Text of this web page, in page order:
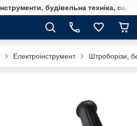
будівельна техніка,
Електроінструмент Штроборізи,